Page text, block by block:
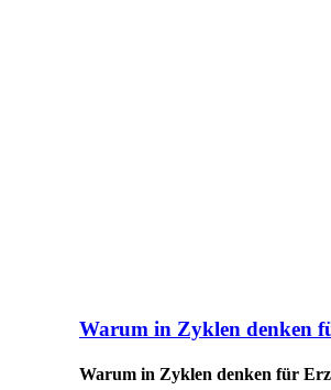
Warum in Zyklen denken
Warum in Zyklen denken für